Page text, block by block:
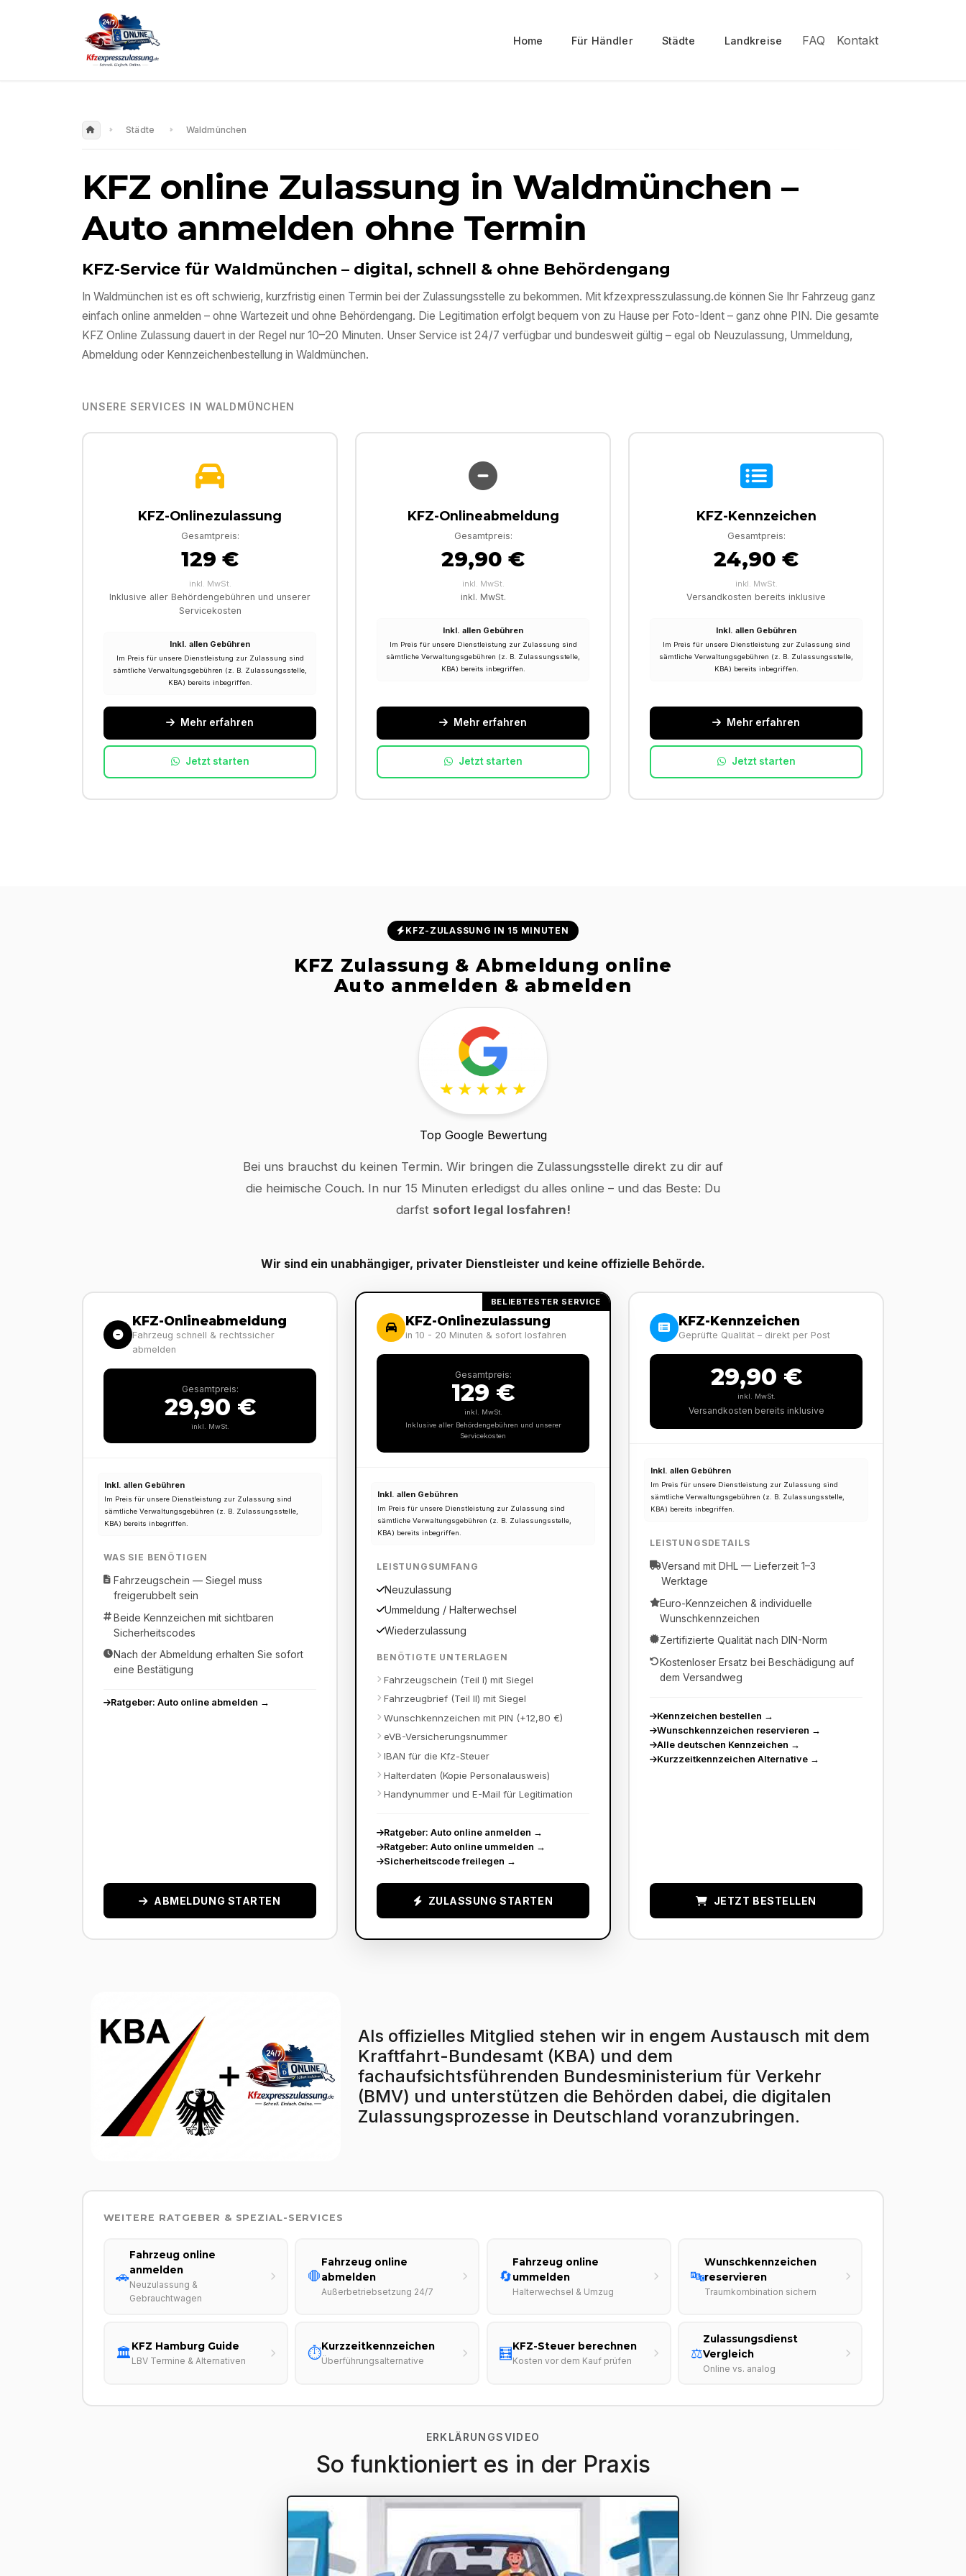
Home Für Händler Städte Landkreise FAQ Kontakt
Städte Waldmünchen
KFZ online Zulassung in Waldmünchen –
Auto anmelden ohne Termin
KFZ-Service für Waldmünchen – digital, schnell & ohne Behördengang
In Waldmünchen ist es oft schwierig, kurzfristig einen Termin bei der Zulassungsstelle zu bekommen. Mit kfzexpresszulassung.de können Sie Ihr Fahrzeug ganz
einfach online anmelden – ohne Wartezeit und ohne Behördengang. Die Legitimation erfolgt bequem von zu Hause per Foto-Ident – ganz ohne PIN. Die gesamte
KFZ Online Zulassung dauert in der Regel nur 10–20 Minuten. Unser Service ist 24/7 verfügbar und bundesweit gültig – egal ob Neuzulassung, Ummeldung,
Abmeldung oder Kennzeichenbestellung in Waldmünchen.
UNSERE SERVICES IN WALDMÜNCHEN
KFZ-Onlinezulassung
Gesamtpreis:
129 €
inkl. MwSt.
Inklusive aller Behördengebühren und unserer
Servicekosten
Inkl. allen Gebühren
Im Preis für unsere Dienstleistung zur Zulassung sind
sämtliche Verwaltungsgebühren (z. B. Zulassungsstelle,
KBA) bereits inbegriffen.
Mehr erfahren
Jetzt starten
KFZ-Onlineabmeldung
Gesamtpreis:
29,90 €
inkl. MwSt.
inkl. MwSt.
Inkl. allen Gebühren
Im Preis für unsere Dienstleistung zur Zulassung sind
sämtliche Verwaltungsgebühren (z. B. Zulassungsstelle,
KBA) bereits inbegriffen.
Mehr erfahren
Jetzt starten
KFZ-Kennzeichen
Gesamtpreis:
24,90 €
inkl. MwSt.
Versandkosten bereits inklusive
Inkl. allen Gebühren
Im Preis für unsere Dienstleistung zur Zulassung sind
sämtliche Verwaltungsgebühren (z. B. Zulassungsstelle,
KBA) bereits inbegriffen.
Mehr erfahren
Jetzt starten
KFZ-ZULASSUNG IN 15 MINUTEN
KFZ Zulassung & Abmeldung online
Auto anmelden & abmelden
Top Google Bewertung
Bei uns brauchst du keinen Termin. Wir bringen die Zulassungsstelle direkt zu dir auf
die heimische Couch. In nur 15 Minuten erledigst du alles online – und das Beste: Du
darfst sofort legal losfahren!
Wir sind ein unabhängiger, privater Dienstleister und keine offizielle Behörde.
KFZ-Onlineabmeldung
Fahrzeug schnell & rechtssicher
abmelden
Gesamtpreis:
29,90 €
inkl. MwSt.
Inkl. allen Gebühren
Im Preis für unsere Dienstleistung zur Zulassung sind
sämtliche Verwaltungsgebühren (z. B. Zulassungsstelle,
KBA) bereits inbegriffen.
WAS SIE BENÖTIGEN
Fahrzeugschein — Siegel muss
freigerubbelt sein
Beide Kennzeichen mit sichtbaren
Sicherheitscodes
Nach der Abmeldung erhalten Sie sofort
eine Bestätigung
Ratgeber: Auto online abmelden →
ABMELDUNG STARTEN
BELIEBTESTER SERVICE
KFZ-Onlinezulassung
in 10 - 20 Minuten & sofort losfahren
Gesamtpreis:
129 €
inkl. MwSt.
Inklusive aller Behördengebühren und unserer
Servicekosten
Inkl. allen Gebühren
Im Preis für unsere Dienstleistung zur Zulassung sind
sämtliche Verwaltungsgebühren (z. B. Zulassungsstelle,
KBA) bereits inbegriffen.
LEISTUNGSUMFANG
Neuzulassung
Ummeldung / Halterwechsel
Wiederzulassung
BENÖTIGTE UNTERLAGEN
Fahrzeugschein (Teil I) mit Siegel
Fahrzeugbrief (Teil II) mit Siegel
Wunschkennzeichen mit PIN (+12,80 €)
eVB-Versicherungsnummer
IBAN für die Kfz-Steuer
Halterdaten (Kopie Personalausweis)
Handynummer und E-Mail für Legitimation
Ratgeber: Auto online anmelden →
Ratgeber: Auto online ummelden →
Sicherheitscode freilegen →
ZULASSUNG STARTEN
KFZ-Kennzeichen
Geprüfte Qualität – direkt per Post
29,90 €
inkl. MwSt.
Versandkosten bereits inklusive
Inkl. allen Gebühren
Im Preis für unsere Dienstleistung zur Zulassung sind
sämtliche Verwaltungsgebühren (z. B. Zulassungsstelle,
KBA) bereits inbegriffen.
LEISTUNGSDETAILS
Versand mit DHL — Lieferzeit 1–3
Werktage
Euro-Kennzeichen & individuelle
Wunschkennzeichen
Zertifizierte Qualität nach DIN-Norm
Kostenloser Ersatz bei Beschädigung auf
dem Versandweg
Kennzeichen bestellen →
Wunschkennzeichen reservieren →
Alle deutschen Kennzeichen →
Kurzzeitkennzeichen Alternative →
JETZT BESTELLEN
Als offizielles Mitglied stehen wir in engem Austausch mit dem
Kraftfahrt-Bundesamt (KBA) und dem
fachaufsichtsführenden Bundesministerium für Verkehr
(BMV) und unterstützen die Behörden dabei, die digitalen
Zulassungsprozesse in Deutschland voranzubringen.
WEITERE RATGEBER & SPEZIAL-SERVICES
🚗
Fahrzeug online
anmelden
Neuzulassung &
Gebrauchtwagen
🛑
Fahrzeug online
abmelden
Außerbetriebsetzung 24/7
🔄
Fahrzeug online
ummelden
Halterwechsel & Umzug
🔤
Wunschkennzeichen
reservieren
Traumkombination sichern
🏛️KFZ Hamburg Guide
LBV Termine & Alternativen ⏱️Kurzzeitkennzeichen
Überführungsalternative 🧮KFZ-Steuer berechnen
Kosten vor dem Kauf prüfen ⚖️
Zulassungsdienst
Vergleich
Online vs. analog
ERKLÄRUNGSVIDEO
So funktioniert es in der Praxis